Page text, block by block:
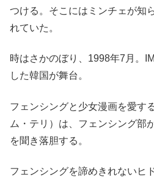
つける。そこにはミンチェが知
れていた。
時はさかのぼり、1998年7月。
した韓国が舞台。
フェンシングと少女漫画を愛す
ム・テリ）は、フェンシング部
を聞き落胆する。
フェンシングを諦めきれないヒ